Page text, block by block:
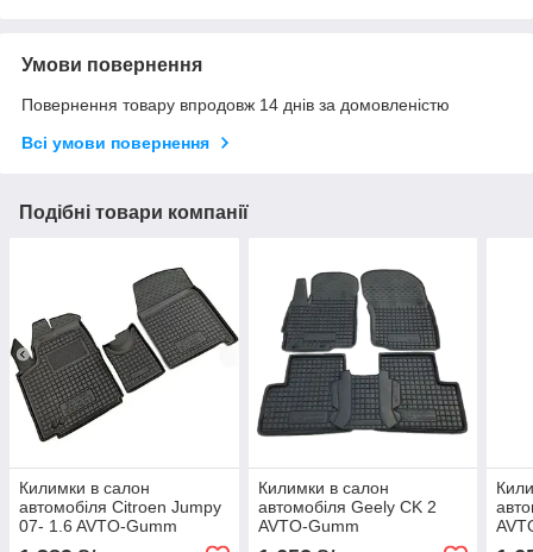
Умови повернення
Повернення товару впродовж 14 днів за домовленістю
Всі умови повернення
Подібні товари компанії
Килимки в салон
автомобіля Citroen Jumpy
07- 1.6 AVTO-Gumm
Килимки в салон
автомобіля Geely CK 2
AVTO-Gumm